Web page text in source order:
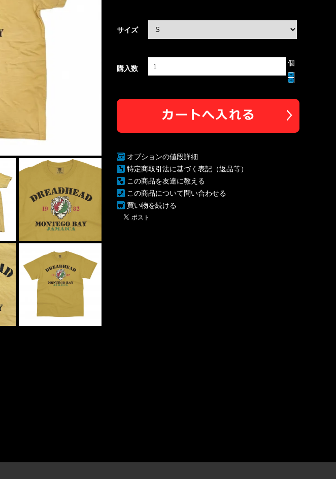
サイズ
購入数
個
オプションの値段詳細
特定商取引法に基づく表記（返品等）
この商品を友達に教える
この商品について問い合わせる
買い物を続ける